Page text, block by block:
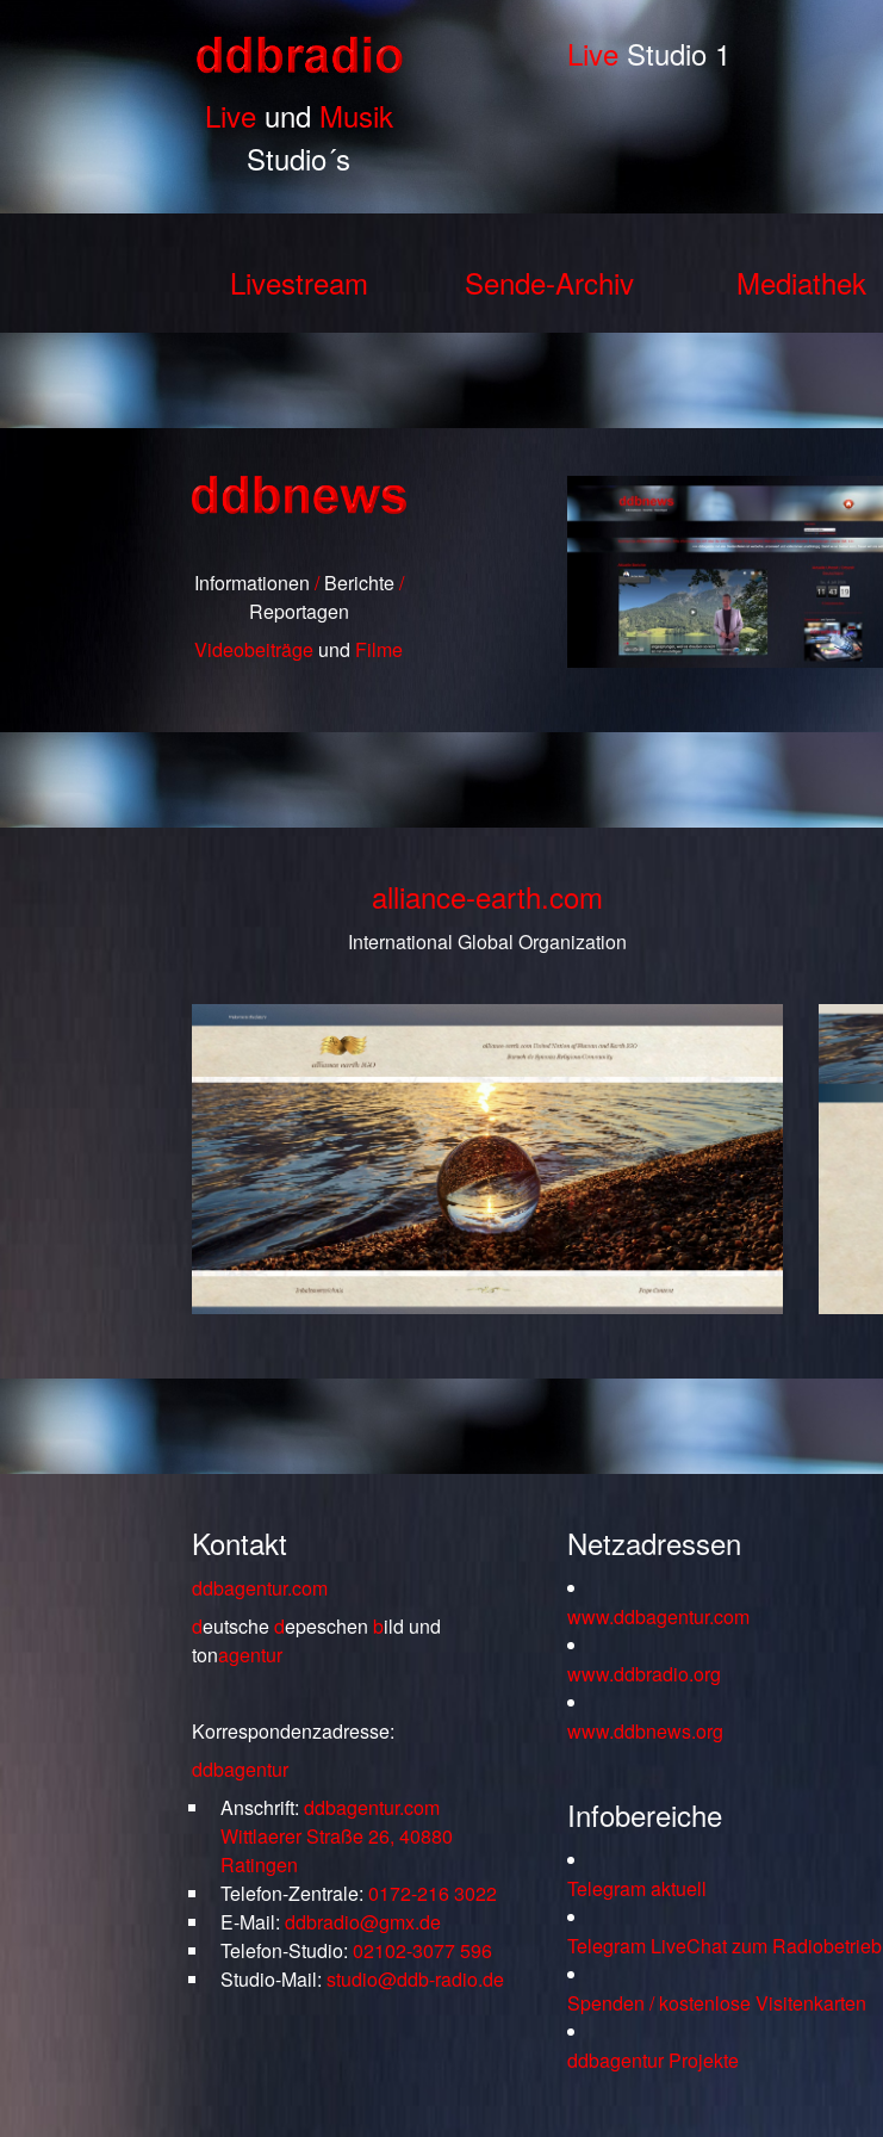
Live und Musik
Studio´s
Live Studio 1
Livestream Sende-Archiv Mediathek
Informationen /Berichte/
Reportagen
Videobeiträge und Filme
alliance-earth.com
International Global Organization
Kontakt
ddbagentur.com
deutschedepeschen bild und
tonagentur
Korrespondenzadresse:
ddbagentur
Anschrift: ddbagentur.com
Wittlaerer Straße 26, 40880
Ratingen
Telefon-Zentrale: 0172-216 3022
E-Mail: ddbradio@gmx.de
Telefon-Studio: 02102-3077 596
Studio-Mail: studio@ddb-radio.de
Netzadressen
www.ddbagentur.com
www.ddbradio.org
www.ddbnews.org
Infobereiche
Telegram aktuell
Telegram LiveChat zum Radiobetrieb
Spenden / kostenlose Visitenkarten
ddbagentur Projekte